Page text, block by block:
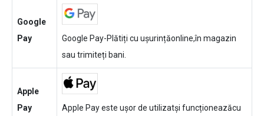
Google
Pay
Google Pay-Plătiți cu ușurințăonline,în magazin
sau trimiteți bani.
Apple
Pay
Apple Pay este ușor de utilizatși funcționeazăcu